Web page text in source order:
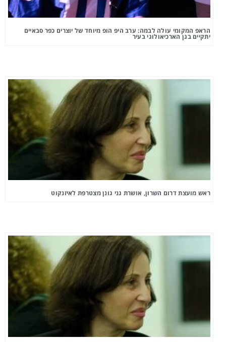
הראפ המקומי עולה לבמה: ערב היפ הופ מיוחד של יוצרים כפר סבאיים
יתקיים בגן הארכיאולוגי בעיר
ראש מועצת דרום השרון, אושרת גני גונן מצטרפת לאיזנקוט